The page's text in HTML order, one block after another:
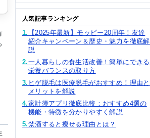
人気記事ランキング
1.
【2025年最新】モッピー20周年！友達
紹介キャンペーン＆歴史・魅力を徹底解
説
2.一人暮らしの食生活改善！簡単にできる
栄養バランスの取り方
3. ヒゲ脱毛は医療脱毛がおすすめ！理由と
メリットを解説
4.家計簿アプリ徹底比較：おすすめ4選の
機能・特徴を分かりやすく解説
5.禁酒すると痩せる理由とは？